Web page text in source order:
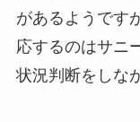
があるようです
応するのはサニ
状況判断をしな